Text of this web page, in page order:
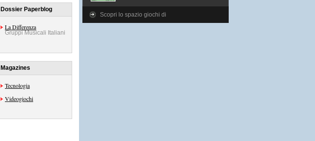
Dossier Paperblog
La Differenza
Gruppi Musicali Italiani
Magazines
Tecnologia
Videogiochi
Scopri lo spazio giochi di